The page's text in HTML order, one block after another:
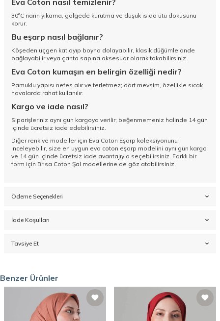
Eva Coton nasıl temizlenir?
30°C narin yıkama, gölgede kurutma ve düşük ısıda ütü dokusunu
korur.
Bu eşarp nasıl bağlanır?
Köşeden üçgen katlayıp boyna dolayabilir, klasik düğümle önde
bağlayabilir veya çanta sapına aksesuar olarak takabilirsiniz.
Eva Coton kumaşın en belirgin özelliği nedir?
Pamuklu yapısı nefes alır ve terletmez; dört mevsim, özellikle sıcak
havalarda rahat kullanılır.
Kargo ve iade nasıl?
Siparişleriniz aynı gün kargoya verilir; beğenmemeniz halinde 14 gün
içinde ücretsiz iade edebilirsiniz.
Diğer renk ve modeller için Eva Coton Eşarp koleksiyonunu
inceleyebilir, size en uygun eva coton eşarp modelini aynı gün kargo
ve 14 gün içinde ücretsiz iade avantajıyla seçebilirsiniz. Farklı bir
form için Brisa Coton Şal modellerine de göz atabilirsiniz.
Ödeme Seçenekleri
İade Koşulları
Tavsiye Et
Benzer Ürünler